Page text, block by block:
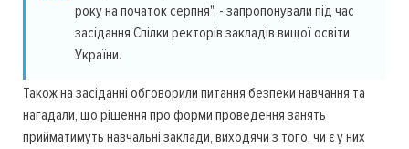
року на початок серпня", - запропонували під час
засідання Спілки ректорів закладів вищої освіти
України.
Також на засіданні обговорили питання безпеки навчання та
нагадали, що рішення про форми проведення занять
прийматимуть навчальні заклади, виходячи з того, чи є у них